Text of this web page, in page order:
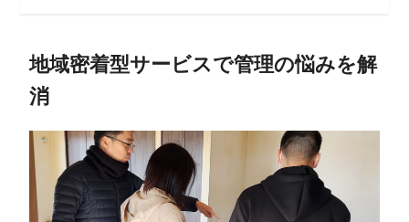
地域密着型サービスで管理の悩みを解
消